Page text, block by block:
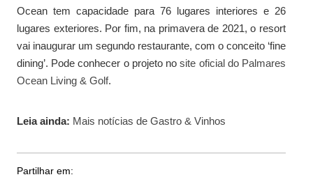
Ocean tem capacidade para 76 lugares interiores e 26
lugares exteriores. Por fim, na primavera de 2021, o resort
vai inaugurar um segundo restaurante, com o conceito ‘fine
dining’. Pode conhecer o projeto nosite oficial do Palmares
Ocean Living & Golf.
Leia ainda: Mais notícias de Gastro & Vinhos
Partilhar em: